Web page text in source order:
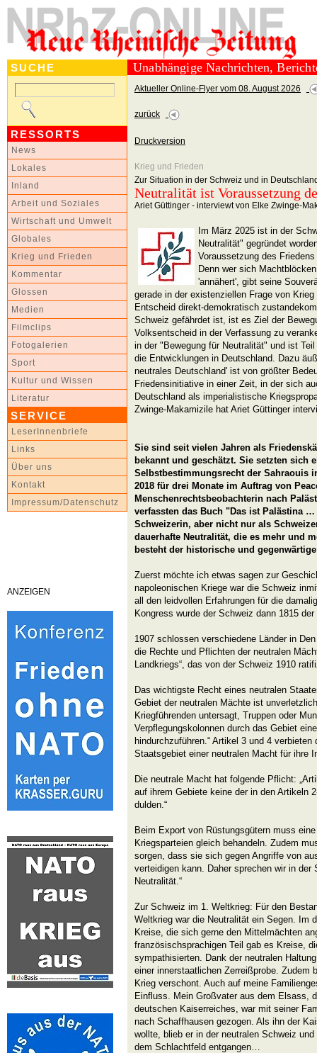
SUCHE
RESSORTS
News
Lokales
Inland
Arbeit und Soziales
Wirtschaft und Umwelt
Globales
Krieg und Frieden
Kommentar
Glossen
Medien
Filmclips
Fotogalerien
Sport
Kultur und Wissen
Literatur
SERVICE
LeserInnenbriefe
Links
Über uns
Kontakt
Impressum/Datenschutz
ANZEIGEN
Unabhängige Nachrichten,
Aktueller Online-Flyer vom 08. August 2026
zurück
Druckversion
Krieg und Frieden
Zur Situation in der Schweiz und in
Neutralität ist Voraussetzung
Ariet Güttinger - interviewt von Elke Zwinge-
Im März 2025 ist in der
Neutralität" gegründet
Voraussetzung des
Denn wer sich
'annähert', gibt seine
gerade in der existenziellen Frage von
Entscheid direkt-demokratisch
Schweiz gefährdet ist, ist es Ziel der
Volksentscheid in der Verfassung zu
in der "Bewegung für Neutralität" und ist
die Entwicklungen in Deutschland. Dazu
neutrales Deutschland' ist von größter
Friedensinitiative in einer Zeit, in der sich
Deutschland als imperialistische
Zwinge-Makamizile hat Ariet Güttinger
Sie sind seit vielen Jahren als
bekannt und geschätzt. Sie setzten sich
Selbstbestimmungsrecht der Sahraouis
2018 für drei Monate im Auftrag von
Menschenrechtsbeobachterin nach
verfassten das Buch "Das ist Palästina
Schweizerin, aber nicht nur als
dauerhafte Neutralität, die es mehr und
besteht der historische und
Zuerst möchte ich etwas sagen zur
napoleonischen Kriege war die Schweiz
all den leidvollen Erfahrungen für die
Kongress wurde der Schweiz dann 1815
1907 schlossen verschiedene Länder in
die Rechte und Pflichten der neutralen
Landkriegs“, das von der Schweiz 1910
Das wichtigste Recht eines neutralen
Gebiet der neutralen Mächte ist
Kriegführenden untersagt, Truppen oder
Verpflegungskolonnen durch das Gebiet
hindurchzuführen.“ Artikel 3 und 4
Staatsgebiet einer neutralen Macht für ihre
Die neutrale Macht hat folgende Pflicht:
auf ihrem Gebiete keine der in den Artikeln
dulden.“
Beim Export von Rüstungsgütern muss
Kriegsparteien gleich behandeln. Zudem
sorgen, dass sie sich gegen Angriffe von
verteidigen kann. Daher sprechen wir in der
Neutralität.“
Zur Schweiz im 1. Weltkrieg: Für den
Weltkrieg war die Neutralität ein Segen. Im
Kreise, die sich gerne den Mittelmächten
französischsprachigen Teil gab es Kreise,
sympathisierten. Dank der neutralen
einer innerstaatlichen Zerreißprobe. Zudem
Krieg verschont. Auch auf meine
Einfluss. Mein Großvater aus dem Elsass,
deutschen Kaiserreiches, war mit seiner
nach Schaffhausen gezogen. Als ihn der
wollte, blieb er in der neutralen Schweiz
dem Schlachtfeld entgangen…